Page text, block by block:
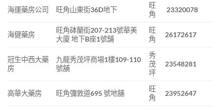
海運藥房公司 旺角山東街36D地下
旺
角
23320078
海健藥房
旺角砵蘭街207-213號華美
大廈 地下B座1號舗
旺
角
26172617
冠生中西大藥
房
九龍秀茂坪商場1樓109-110
號舖
秀
茂
坪
23548281
高華大藥房 旺角彌敦道695 號地舖
旺
角
23952647